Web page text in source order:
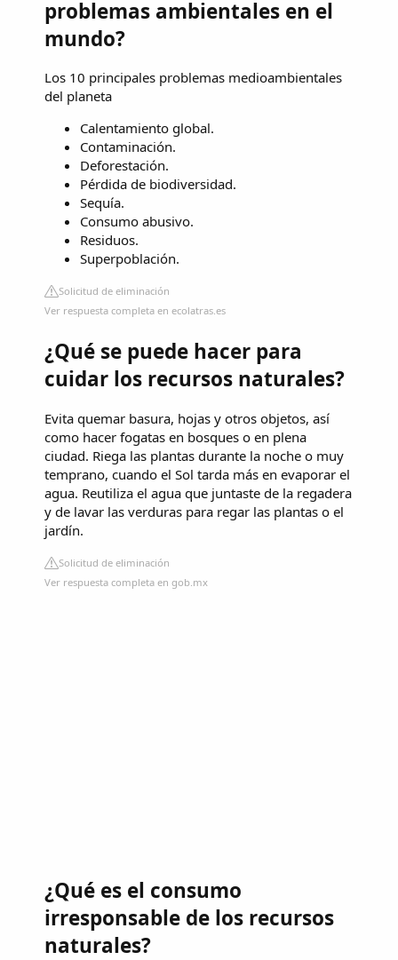
problemas ambientales en el
mundo?
Los 10 principales problemas medioambientales
del planeta
Calentamiento global.
Contaminación.
Deforestación.
Pérdida de biodiversidad.
Sequía.
Consumo abusivo.
Residuos.
Superpoblación.
Solicitud de eliminación
Ver respuesta completa en ecolatras.es
¿Qué se puede hacer para
cuidar los recursos naturales?
Evita quemar basura, hojas y otros objetos, así
como hacer fogatas en bosques o en plena
ciudad. Riega las plantas durante la noche o muy
temprano, cuando el Sol tarda más en evaporar el
agua. Reutiliza el agua que juntaste de la regadera
y de lavar las verduras para regar las plantas o el
jardín.
Solicitud de eliminación
Ver respuesta completa en gob.mx
¿Qué es el consumo
irresponsable de los recursos
naturales?